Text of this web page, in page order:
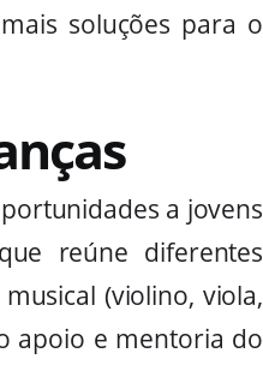
soluções para o
a jovens
reúne diferentes
(violino, viola,
apoio e mentoria do